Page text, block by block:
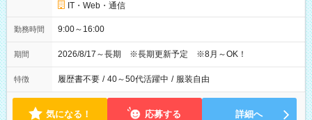
IT・Web・通信
勤務時間 9:00～16:00
期間 2026/8/17～長期 ※長期更新予定 ※8月～OK！
特徴 履歴書不要 / 40～50代活躍中 / 服装自由
気になる！ 応募する 詳細へ